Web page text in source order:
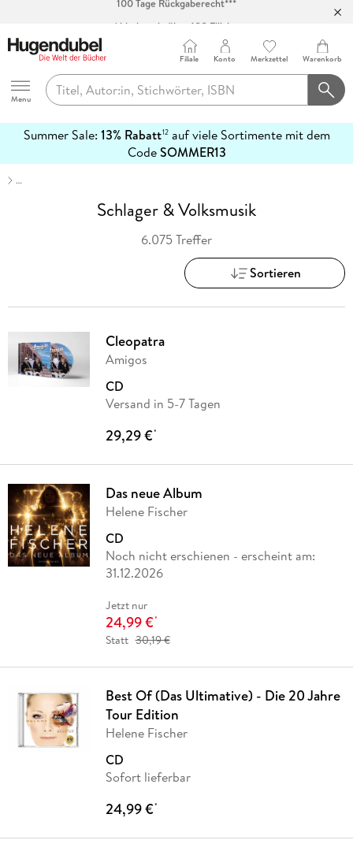
Abholung in über 100 Filialen
Hugendubel
Menu
Filiale Konto Merkzettel Warenkorb
Summer Sale: 13% Rabatt12auf viele Sortimente mit dem
CodeSOMMER13
erfahren
…
Schlager & Volksmusik
6.075 Treffer
Sortieren
Cleopatra
Amigos
CD
Versand in 5-7 Tagen
29,29 €*
Das neue Album
Helene Fischer
CD
Noch nicht erschienen - erscheint am:
31.12.2026
Jetzt nur
24,99 €*
Statt 30,19 €
Best Of (Das Ultimative) - Die 20 Jahre
Tour Edition
Helene Fischer
CD
Sofort lieferbar
24,99 €*